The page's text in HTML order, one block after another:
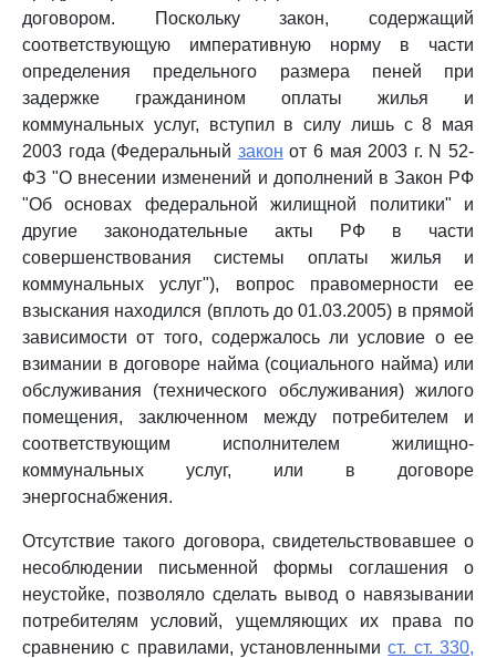
договором. Поскольку закон, содержащий
соответствующую императивную норму в части
определения предельного размера пеней при
задержке гражданином оплаты жилья и
коммунальных услуг, вступил в силу лишь с 8 мая
2003 года (Федеральный закон от 6 мая 2003 г. N 52-
ФЗ "О внесении изменений и дополнений в Закон РФ
"Об основах федеральной жилищной политики" и
другие законодательные акты РФ в части
совершенствования системы оплаты жилья и
коммунальных услуг"), вопрос правомерности ее
взыскания находился (вплоть до 01.03.2005) в прямой
зависимости от того, содержалось ли условие о ее
взимании в договоре найма (социального найма) или
обслуживания (технического обслуживания) жилого
помещения, заключенном между потребителем и
соответствующим исполнителем жилищно-
коммунальных услуг, или в договоре
энергоснабжения.
Отсутствие такого договора, свидетельствовавшее о
несоблюдении письменной формы соглашения о
неустойке, позволяло сделать вывод о навязывании
потребителям условий, ущемляющих их права по
сравнению с правилами, установленнымист. ст. 330,